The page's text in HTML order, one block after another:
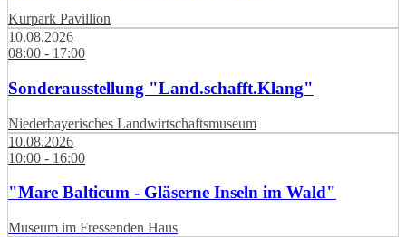
Kurpark Pavillion
10.08.2026
08:00 - 17:00
Sonderausstellung "Land.schafft.Klang"
Niederbayerisches Landwirtschaftsmuseum
10.08.2026
10:00 - 16:00
"Mare Balticum - Gläserne Inseln im Wald"
Museum im Fressenden Haus